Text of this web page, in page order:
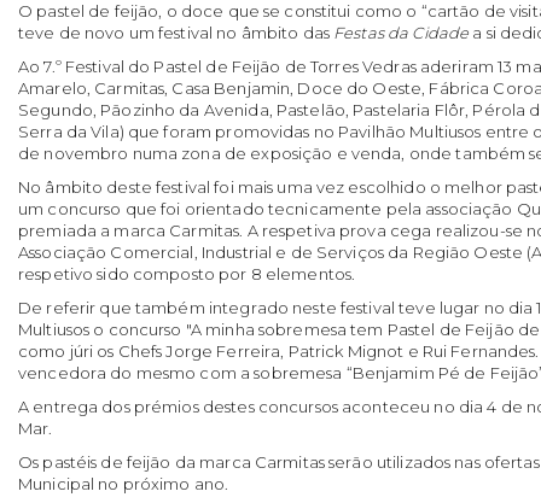
O pastel de feijão, o doce que se constitui como o “cartão de
teve de novo um festival no âmbito das Festas da Cidade a si
Ao 7.º Festival do Pastel de Feijão de Torres Vedras aderiram 13
Amarelo, Carmitas, Casa Benjamin, Doce do Oeste, Fábrica
Segundo, Pãozinho da Avenida, Pastelão, Pastelaria Flôr, Pérola
Serra da Vila) que foram promovidas no Pavilhão Multiusos entre
de novembro numa zona de exposição e venda, onde também
No âmbito deste festival foi mais uma vez escolhido o melhor
um concurso que foi orientado tecnicamente pela associação
premiada a marca Carmitas. A respetiva prova cega realizou-se
Associação Comercial, Industrial e de Serviços da Região Oeste
respetivo sido composto por 8 elementos.
De referir que também integrado neste festival teve lugar no dia
Multiusos o concurso "A minha sobremesa tem Pastel de Feijão
como júri os Chefs Jorge Ferreira, Patrick Mignot e Rui
vencedora do mesmo com a sobremesa “Benjamim Pé de
A entrega dos prémios destes concursos aconteceu no dia 4 de
Mar.
Os pastéis de feijão da marca Carmitas serão utilizados nas
Municipal no próximo ano.